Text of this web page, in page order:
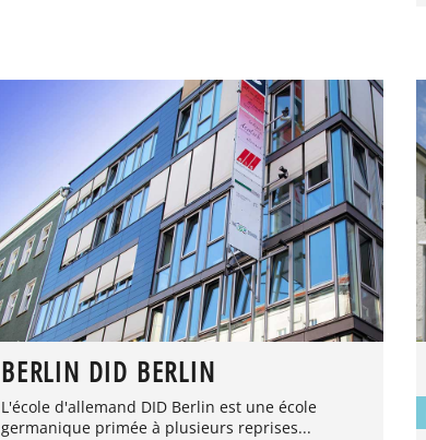
BERLIN DID BERLIN
L'école d'allemand DID Berlin est une école
germanique primée à plusieurs reprises...